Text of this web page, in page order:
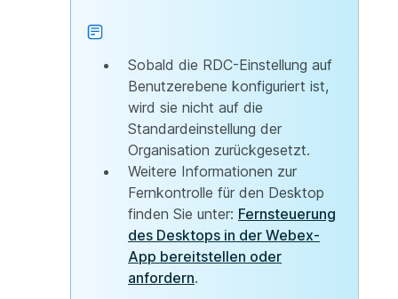
Sobald die RDC-Einstellung auf
Benutzerebene konfiguriert ist,
wird sie nicht auf die
Standardeinstellung der
Organisation zurückgesetzt.
Weitere Informationen zur
Fernkontrolle für den Desktop
finden Sie unter: Fernsteuerung
des Desktops in der Webex-
App bereitstellen oder
anfordern.